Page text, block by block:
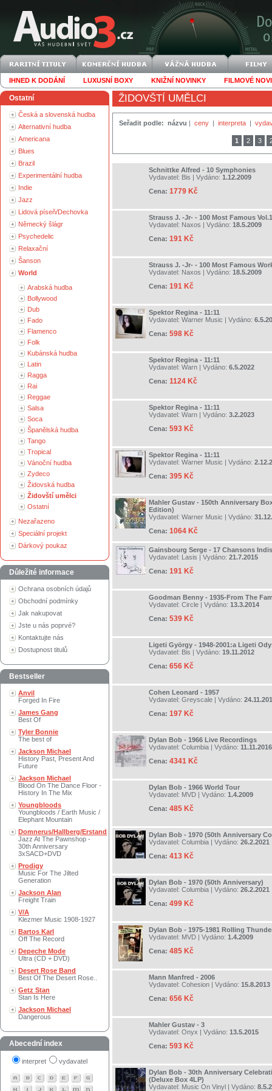
IHNED K DODÁNÍ LUXUSNÍ BOXY KNIŽNÍ NOVINKY FILMOVÉ
Ostatní
Česká a slovenská hudba
Alternativní hudba
Americana
Blues
Brazil
Experimentální hudba
Indie
Jazz
Lidová píseň/Dechovka
Německý šlágr
Psychedelic
Relaxační
Šanson
World
Arabská hudba
Bollywood
Dub
Fado
Flamenco
Folk
Kubánská hudba
Latin
Ragga
Rai
Reggae
Salsa
Soca
Španělská hudba
Tango
Tropical
Vánoční hudba
Zydeco
Židovská hudba
Židovští umělci
Ostatní
Nezařazeno
Speciální projekt
Dárkový poukaz
Důležité informace
Ochrana osobních údajů
Obchodní podmínky
Jak nakupovat
Jste u nás poprvé?
Kontaktujte nás
Dostupnost titulů
Bestseller
Anvil
Forged In Fire
James Gang
Best Of
Tyler Bonnie
The best of
Jackson Michael
History Past, Present And
Future
Jackson Michael
Blood On The Dance Floor -
History In The Mix
Youngbloods
Youngbloods / Earth Music /
Elephant Mountain
Domnerus/Hallberg/Erstand
Jazz At The Pawnshop -
30th Anniversary
3xSACD+DVD
Prodigy
Music For The Jilted
Generation
Jackson Alan
Freight Train
V/A
Klezmer Music 1908-1927
Bartos Karl
Off The Record
Depeche Mode
Ultra (CD + DVD)
Desert Rose Band
Best Of The Desert Rose..
Getz Stan
Stan Is Here
Jackson Michael
Dangerous
Abecední index
interpret vydavatel
ŽIDOVŠTÍ UMĚLCI
Seřadit podle: názvu | ceny | interpreta |
1 2 3
Schnittke Alfred - 10 Symphonies
Vydavatel: Bis | Vydáno: 1.12.2009
Cena: 1779 Kč
Strauss J. -Jr- - 100 Most Famous Vol.1
Vydavatel: Naxos | Vydáno: 18.5.2009
Cena: 191 Kč
Strauss J. -Jr- - 100 Most Famous
Vydavatel: Naxos | Vydáno: 18.5.2009
Cena: 191 Kč
Spektor Regina - 11:11
Vydavatel: Warner Music | Vydáno:
Cena: 598 Kč
Spektor Regina - 11:11
Vydavatel: Warn | Vydáno: 6.5.2022
Cena: 1124 Kč
Spektor Regina - 11:11
Vydavatel: Warn | Vydáno: 3.2.2023
Cena: 593 Kč
Spektor Regina - 11:11
Vydavatel: Warner Music | Vydáno:
Cena: 395 Kč
Mahler Gustav - 150th Anniversary
Edition)
Vydavatel: Warner Music | Vydáno:
Cena: 1064 Kč
Gainsbourg Serge - 17 Chansons
Vydavatel: Lasis | Vydáno: 21.7.2015
Cena: 191 Kč
Goodman Benny - 1935-From The
Vydavatel: Circle | Vydáno: 13.3.2014
Cena: 539 Kč
Ligeti György - 1948-2001:a Ligeti
Vydavatel: Bis | Vydáno: 19.11.2012
Cena: 656 Kč
Cohen Leonard - 1957
Vydavatel: Greyscale | Vydáno:
Cena: 197 Kč
Dylan Bob - 1966 Live Recordings
Vydavatel: Columbia | Vydáno: 11.11.2016
Cena: 4341 Kč
Dylan Bob - 1966 World Tour
Vydavatel: MVD | Vydáno: 1.4.2009
Cena: 485 Kč
Dylan Bob - 1970 (50th Anniversary
Vydavatel: Columbia | Vydáno: 26.2.2021
Cena: 413 Kč
Dylan Bob - 1970 (50th Anniversary)
Vydavatel: Columbia | Vydáno: 26.2.2021
Cena: 499 Kč
Dylan Bob - 1975-1981 Rolling
Vydavatel: MVD | Vydáno: 1.4.2009
Cena: 485 Kč
Mann Manfred - 2006
Vydavatel: Cohesion | Vydáno: 15.8.2013
Cena: 656 Kč
Mahler Gustav - 3
Vydavatel: Onyx | Vydáno: 13.5.2015
Cena: 593 Kč
Dylan Bob - 30th Anniversary
(Deluxe Box 4LP)
Vydavatel: Music On Vinyl | Vydáno: